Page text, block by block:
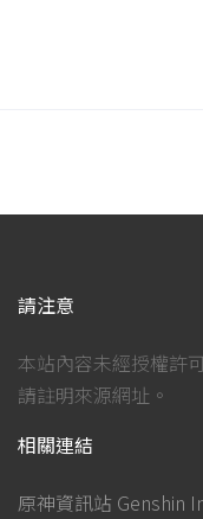
請注意
本站內容未經授權許
請註明來源網址。
相關連結
原神資訊站 Genshin